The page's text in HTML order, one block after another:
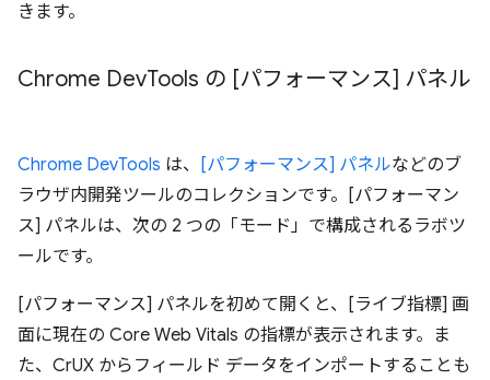
きます。
Chrome DevTools の [パフォーマンス] パネル
Chrome DevTools は、 [パフォーマンス] パネルなどのブ
ラウザ内開発ツールのコレクションです。[パフォーマン
ス] パネルは、次の 2 つの「モード」で構成されるラボツ
ールです。
[パフォーマンス] パネルを初めて開くと、[ライブ指標] 画
面に現在の Core Web Vitals の指標が表示されます。ま
た、CrUX からフィールド データをインポートすることも